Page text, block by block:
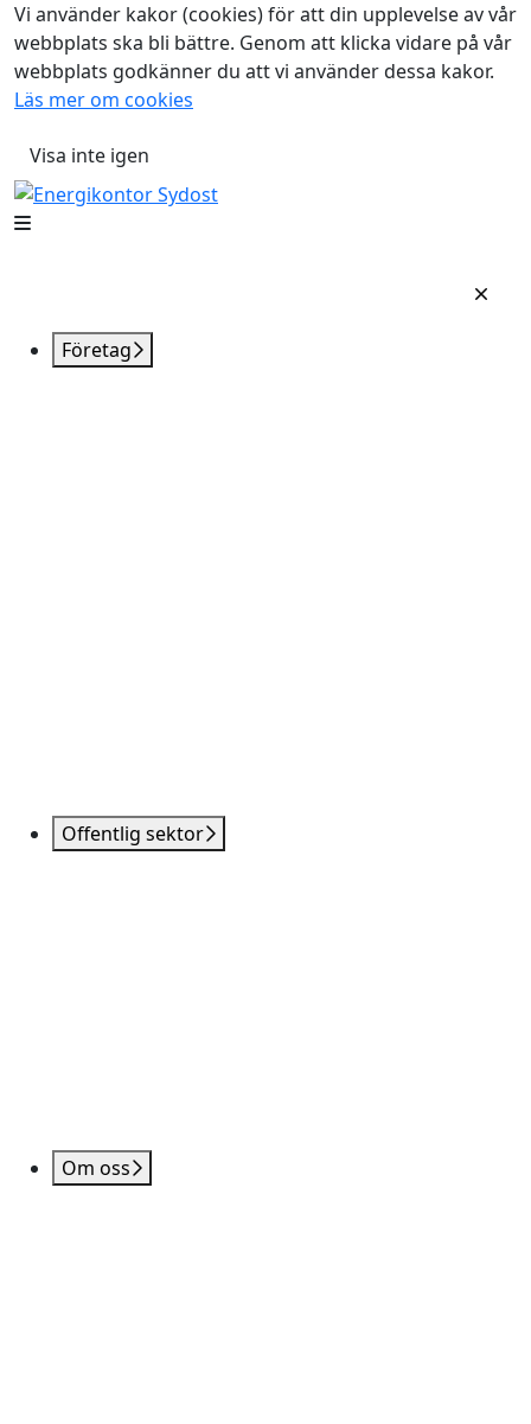
Vi använder kakor (cookies) för att din upplevelse av vår
webbplats ska bli bättre. Genom att klicka vidare på vår
webbplats godkänner du att vi använder dessa kakor.
Läs mer om cookies
Visa inte igen
Företag
Offentlig sektor
Om oss